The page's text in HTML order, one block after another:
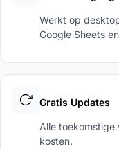
Werkt op
Google Sheets
Gratis Updates
Alle
kosten.